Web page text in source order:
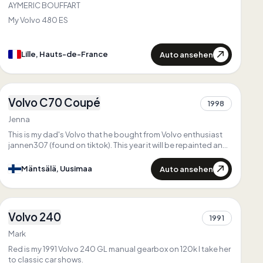
Einzigartig inHauts-de-France
AYMERIC BOUFFART
My Volvo 480 ES
Lille, Hauts-de-France Auto ansehen
1
3
Volvo C70 Coupé
1998
Jenna
This is my dad's Volvo that he bought from Volvo enthusiast
jannen307 (found on tiktok). This year it will be repainted and
Mäntsälä, Uusimaa
Auto ansehen
Zuerst in South West England
Einzigartig in
1
2
Volvo 240
1991
Mark
Red is my 1991 Volvo 240 GL manual gearbox on 120k I take her
to classic car shows.